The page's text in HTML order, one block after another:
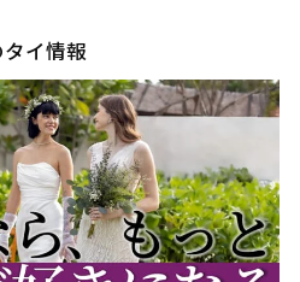
ウボンラーチャターニー
（ウボン）
ルーイ
ナコーンパノム
ノーンブアランプー
ムックダーハーン
マハーサーラカーム
イ情報